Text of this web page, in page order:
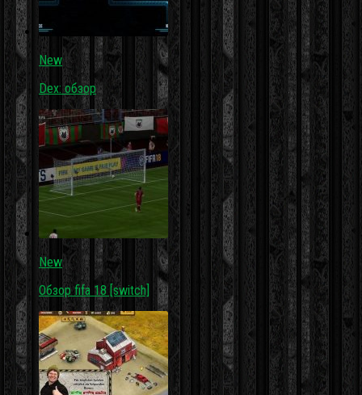
New
Dex: обзор
New
Обзор fifa 18 [switch]